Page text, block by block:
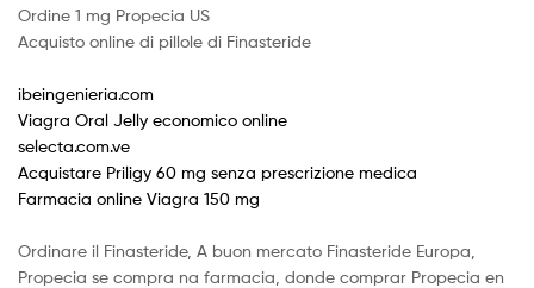
Ordine 1 mg Propecia US
Acquisto online di pillole di Finasteride
ibeingenieria.com
Viagra Oral Jelly economico online
selecta.com.ve
Acquistare Priligy 60 mg senza prescrizione medica
Farmacia online Viagra 150 mg
Ordinare il Finasteride, A buon mercato Finasteride Europa,
Propecia se compra na farmacia, donde comprar Propecia en